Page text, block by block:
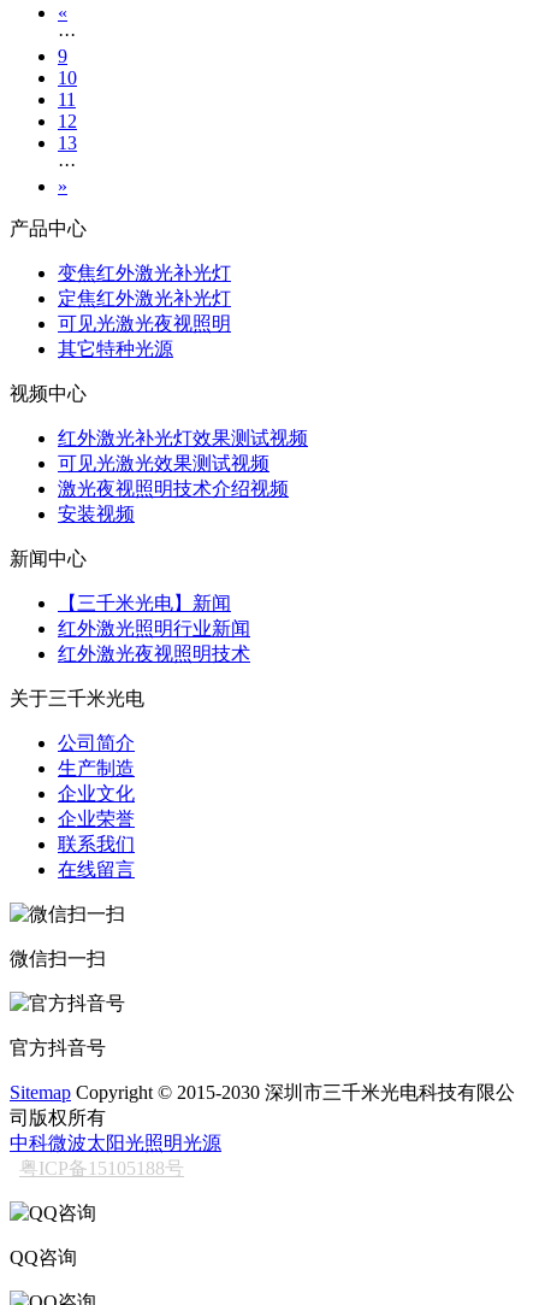
«
···
9
10
11
12
13
···
»
产品中心
变焦红外激光补光灯
定焦红外激光补光灯
可见光激光夜视照明
其它特种光源
视频中心
红外激光补光灯效果测试视频
可见光激光效果测试视频
激光夜视照明技术介绍视频
安装视频
新闻中心
【三千米光电】新闻
红外激光照明行业新闻
红外激光夜视照明技术
关于三千米光电
公司简介
生产制造
企业文化
企业荣誉
联系我们
在线留言
微信扫一扫
官方抖音号
Sitemap Copyright © 2015-2030 深圳市三千米光电科技有限公
司版权所有
中科微波太阳光照明光源
粤ICP备15105188号
QQ咨询